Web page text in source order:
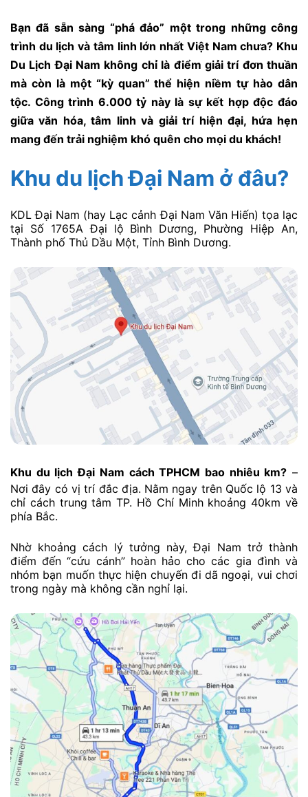
Bạn đã sẵn sàng “phá đảo” một trong những công
trình du lịch và tâm linh lớn nhất Việt Nam chưa? Khu
Du Lịch Đại Nam không chỉ là điểm giải trí đơn thuần
mà còn là một “kỳ quan” thể hiện niềm tự hào dân
tộc. Công trình 6.000 tỷ này là sự kết hợp độc đáo
giữa văn hóa, tâm linh và giải trí hiện đại, hứa hẹn
mang đến trải nghiệm khó quên cho mọi du khách!
Khu du lịch Đại Nam ở đâu?
KDL Đại Nam (hay Lạc cảnh Đại Nam Văn Hiến) tọa lạc
tại Số 1765A Đại lộ Bình Dương, Phường Hiệp An,
Thành phố Thủ Dầu Một, Tỉnh Bình Dương.
Khu du lịch Đại Nam cách TPHCM bao nhiêu km? –
Nơi đây có vị trí đắc địa. Nằm ngay trên Quốc lộ 13 và
chỉ cách trung tâm TP. Hồ Chí Minh khoảng 40km về
phía Bắc.
Nhờ khoảng cách lý tưởng này, Đại Nam trở thành
điểm đến “cứu cánh” hoàn hảo cho các gia đình và
nhóm bạn muốn thực hiện chuyến đi dã ngoại, vui chơi
trong ngày mà không cần nghỉ lại.